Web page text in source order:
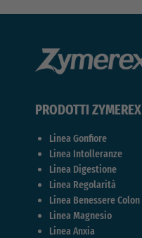
PRODOTTI ZYMEREX
Linea Gonfiore
Linea Intolleranze
Linea Digestione
Linea Regolarità
Linea Benessere Colon
Linea Magnesio
Linea Anxia